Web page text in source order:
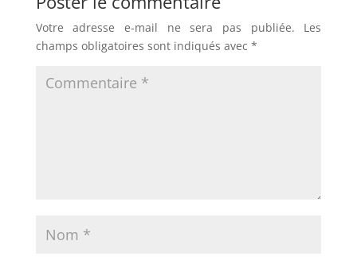
Votre adresse e-mail ne sera pas publiée.
Les
champs obligatoires sont indiqués avec *